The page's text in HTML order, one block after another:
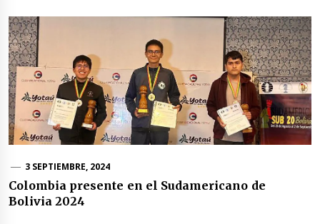
3 SEPTIEMBRE, 2024
Colombia presente en el Sudamericano de
Bolivia 2024